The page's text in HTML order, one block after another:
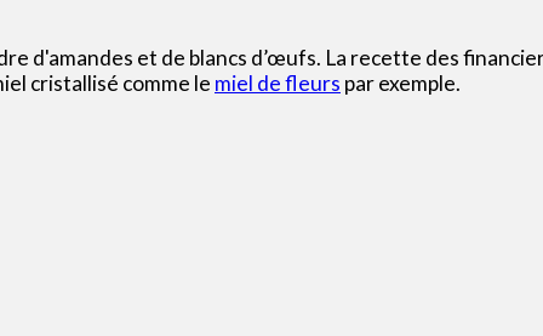
d'amandes et de blancs d’œufs. La recette des
cristallisé comme le miel de fleurs par exemple.